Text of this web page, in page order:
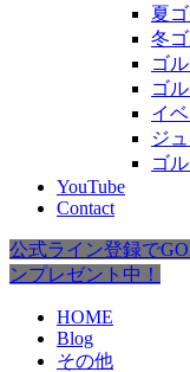
夏
冬
ゴ
ゴ
イ
ジ
ゴ
YouTube
Contact
公式ライン登録で
ンプレゼント中！
HOME
Blog
その他